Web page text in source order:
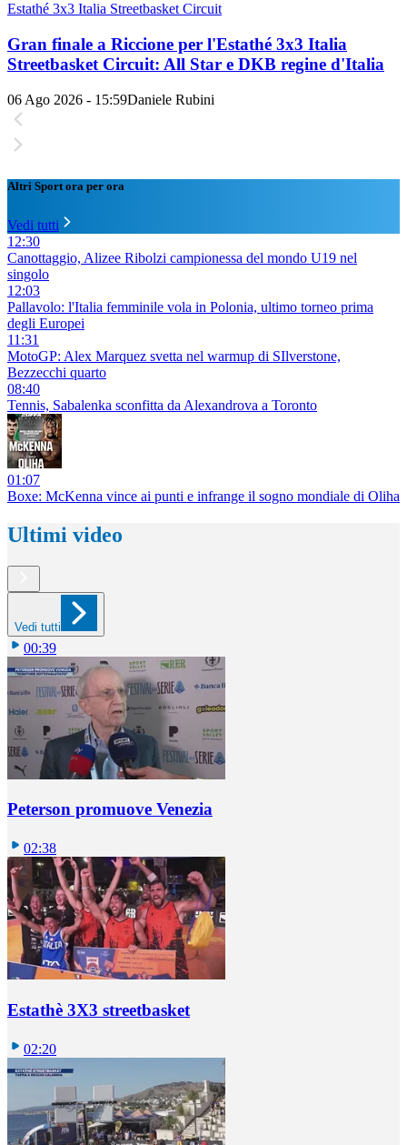
Estathé 3x3 Italia Streetbasket Circuit
Gran finale a Riccione per l'Estathé 3x3 Italia
Streetbasket Circuit: All Star e DKB regine d'Italia
06 Ago 2026 - 15:59Daniele Rubini
Altri Sport ora per ora
Vedi tutti
12:30
Canottaggio, Alizee Ribolzi campionessa del mondo U19 nel
singolo
12:03
Pallavolo: l'Italia femminile vola in Polonia, ultimo torneo prima
degli Europei
11:31
MotoGP: Alex Marquez svetta nel warmup di SIlverstone,
Bezzecchi quarto
08:40
Tennis, Sabalenka sconfitta da Alexandrova a Toronto
01:07
Boxe: McKenna vince ai punti e infrange il sogno mondiale di Oliha
Ultimi video
Vedi tutti
00:39
Peterson promuove Venezia
02:38
Estathè 3X3 streetbasket
02:20